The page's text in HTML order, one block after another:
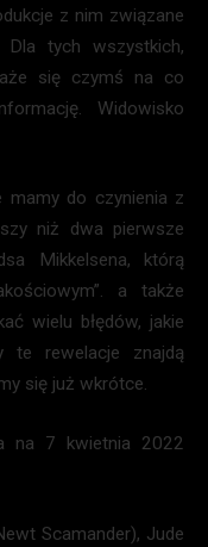
z nim związane
Dla tych wszystkich,
się czymś na co
Widowisko
mamy do czynienia z
niż dwa pierwsze
Mikkelsena, którą
a także
wielu błędów, jakie
te rewelacje znajdą
się już wkrótce.
na 7 kwietnia 2022
Scamander), Jude